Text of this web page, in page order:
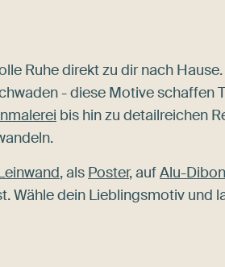
Ruhe direkt zu dir nach
- diese Motive schaffen
bis hin zu detailreichen
, als Poster, aufAlu-
Wähle dein Lieblingsmotiv und